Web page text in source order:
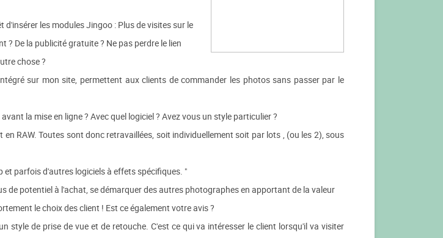
d'insérer les modules Jingoo : Plus de visites sur le
? De la publicité gratuite ? Ne pas perdre le lien
chose ?
sur mon site, permettent aux clients de commander les photos sans passer par le
la mise en ligne ? Avec quel logiciel ? Avez vous un style particulier ?
RAW. Toutes sont donc retravaillées, soit individuellement soit par lots , (ou les 2), sous
parfois d'autres logiciels à effets spécifiques. "
de potentiel à l'achat, se démarquer des autres photographes en apportant de la valeur
le choix des client ! Est ce également votre avis ?
style de prise de vue et de retouche. C'est ce qui va intéresser le client lorsqu'il va visiter